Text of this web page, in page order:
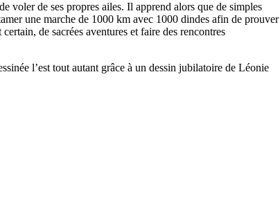
voler de ses propres ailes. Il apprend alors que de simples
une marche de 1000 km avec 1000 dindes afin de prouver
de sacrées aventures et faire des rencontres
l’est tout autant grâce à un dessin jubilatoire de Léonie